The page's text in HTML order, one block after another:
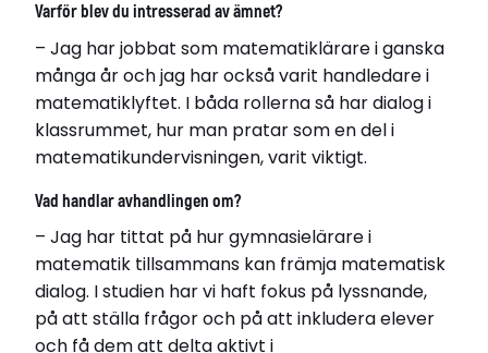
Marie Sjöblom
Marie Sjöblom
Bor i Malmö
Född år 1976
Disputerade 2022-02-21
vid Malmö universitet
Avhandling
Promoting mathematical dialogue – students’
and teachers’ listening, questioning and
participation
Varför blev du intresserad av ämnet?
– Jag har jobbat som matematiklärare i ganska
många år och jag har också varit handledare i
matematiklyftet. I båda rollerna så har dialog i
klassrummet, hur man pratar som en del i
matematikundervisningen, varit viktigt.
Vad handlar avhandlingen om?
– Jag har tittat på hur gymnasielärare i
matematik tillsammans kan främja matematisk
dialog. I studien har vi haft fokus på lyssnande,
på att ställa frågor och på att inkludera elever
och få dem att delta aktivt i